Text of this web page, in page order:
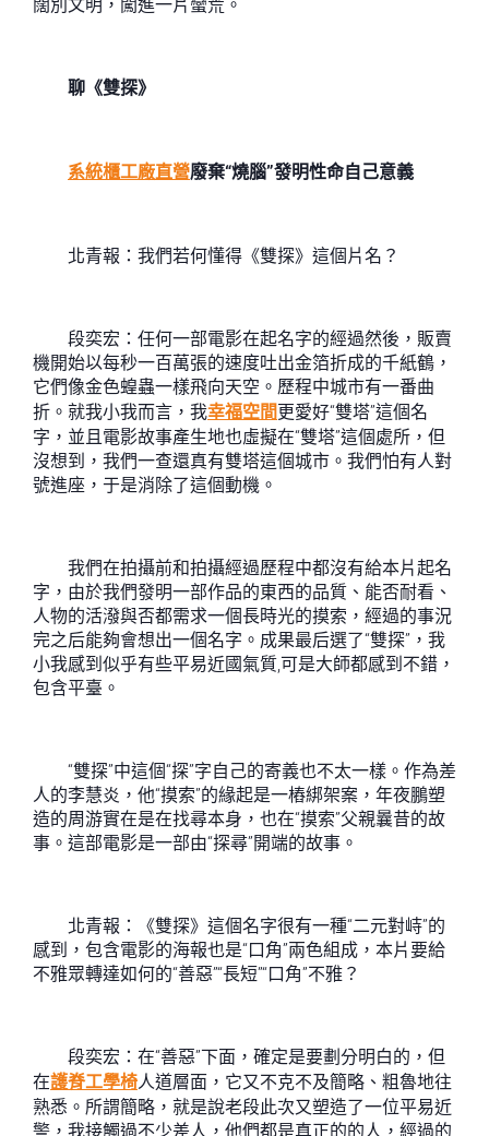
闊別文明，闖進一片蠻荒。
聊《雙探》
系統櫃工廠直營廢棄“燒腦”發明性命自己意義
北青報：我們若何懂得《雙探》這個片名？
段奕宏：任何一部電影在起名字的經過然後，販賣
機開始以每秒一百萬張的速度吐出金箔折成的千紙鶴，
它們像金色蝗蟲一樣飛向天空。歷程中城市有一番曲
折。就我小我而言，我幸福空間更愛好“雙塔”這個名
字，並且電影故事產生地也虛擬在“雙塔”這個處所，但
沒想到，我們一查還真有雙塔這個城市。我們怕有人對
號進座，于是消除了這個動機。
我們在拍攝前和拍攝經過歷程中都沒有給本片起名
字，由於我們發明一部作品的東西的品質、能否耐看、
人物的活潑與否都需求一個長時光的摸索，經過的事況
完之后能夠會想出一個名字。成果最后選了“雙探”，我
小我感到似乎有些平易近國氣質,可是大師都感到不錯，
包含平臺。
“雙探”中這個“探”字自己的寄義也不太一樣。作為差
人的李慧炎，他“摸索”的緣起是一樁綁架案，年夜鵬塑
造的周游實在是在找尋本身，也在“摸索”父親曩昔的故
事。這部電影是一部由“探尋”開端的故事。
北青報：《雙探》這個名字很有一種“二元對峙”的
感到，包含電影的海報也是“口角”兩色組成，本片要給
不雅眾轉達如何的“善惡”“長短”“口角”不雅？
段奕宏：在“善惡”下面，確定是要劃分明白的，但
在護脊工學椅人道層面，它又不克不及簡略、粗魯地往
熟悉。所謂簡略，就是說老段此次又塑造了一位平易近
警，我接觸過不少差人，他們都是真正的的人，經過的